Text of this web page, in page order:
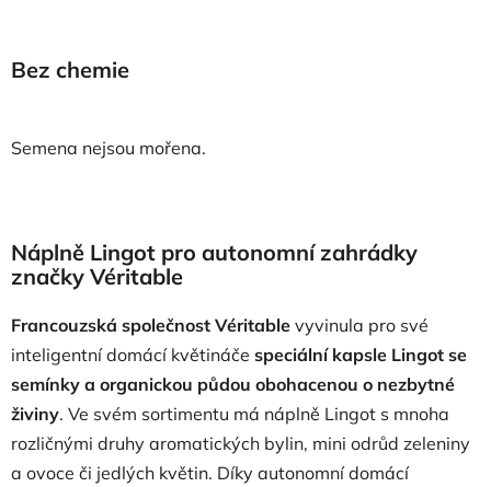
Bez chemie
Semena nejsou mořena.
Náplně Lingot pro autonomní zahrádky
značky Véritable
Francouzská společnost Véritable vyvinula pro své
inteligentní domácí květináče speciální kapsle Lingot se
semínky a organickou půdou obohacenou o nezbytné
živiny. Ve svém sortimentu má náplně Lingot s mnoha
rozličnými druhy aromatických bylin, mini odrůd zeleniny
a ovoce či jedlých květin. Díky autonomní domácí